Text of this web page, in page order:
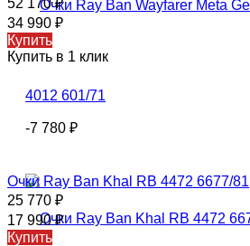
52 170₽
34 990 ₽
Купить
Купить в 1 клик
-7 780 ₽
Очки Ray Ban Khal RB 4472 6677/81
25 770 ₽
17 990₽
Купить